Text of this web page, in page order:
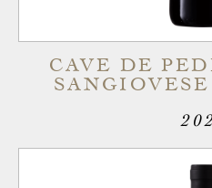
CAVE DE